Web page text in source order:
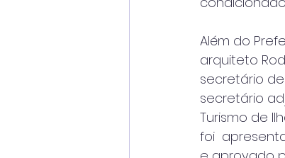
Além do
arquiteto
secretário de
secretário
Turismo de
foi